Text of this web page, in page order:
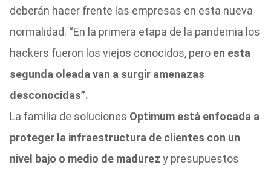
deberán hacer frente las empresas en esta nueva
normalidad. “En la primera etapa de la pandemia los
hackers fueron los viejos conocidos, pero en esta
segunda oleada van a surgir amenazas
desconocidas”.
La familia de soluciones Optimum está enfocada a
proteger la infraestructura de clientes con un
nivel bajo o medio de madurez y presupuestos